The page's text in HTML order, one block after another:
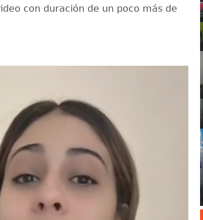
con duración de un poco más de